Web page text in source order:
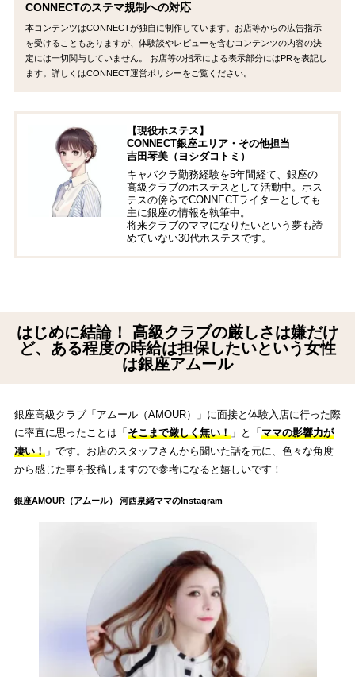
CONNECTのステマ規制への対応
本コンテンツはCONNECTが独自に制作しています。お店等からの広告指示
を受けることもありますが、体験談やレビューを含むコンテンツの内容の決
定には一切関与していません。 お店等の指示による表示部分にはPRを表記し
ます。詳しくはCONNECT運営ポリシーをご覧ください。
【現役ホステス】
CONNECT銀座エリア・その他担当
吉田琴美（ヨシダコトミ）
キャバクラ勤務経験を5年間経て、銀座の
高級クラブのホステスとして活動中。ホス
テスの傍らでCONNECTライターとしても
主に銀座の情報を執筆中。
将来クラブのママになりたいという夢も諦
めていない30代ホステスです。
はじめに結論！ 高級クラブの厳しさは嫌だけ
ど、ある程度の時給は担保したいという女性
は銀座アムール
銀座高級クラブ「アムール（AMOUR）」に面接と体験入店に行った際
に率直に思ったことは「 そこまで厳しく無い！」と「 ママの影響力が
凄い！」です。お店のスタッフさんから聞いた話を元に、色々な角度
から感じた事を投稿しますので参考になると嬉しいです！
銀座AMOUR（アムール） 河西泉緒ママのInstagram